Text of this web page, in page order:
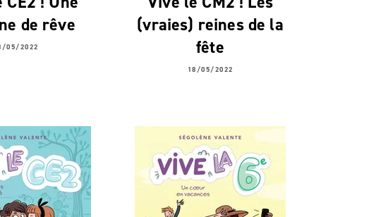
de rêve
05/2022
(vraies) reines de la
fête
18/05/2022